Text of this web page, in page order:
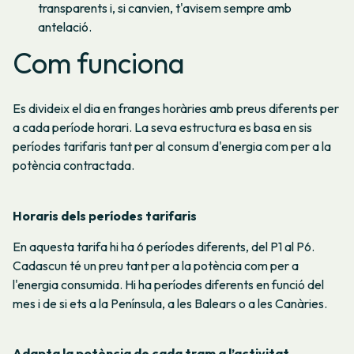
transparents i, si canvien, t'avisem sempre amb
antelació.
Com funciona
Es divideix el dia en franges horàries amb preus diferents per
a cada període horari. La seva estructura es basa en sis
períodes tarifaris tant per al consum d'energia com per a la
potència contractada.
Horaris dels períodes tarifaris
En aquesta tarifa hi ha 6 períodes diferents, del P1 al P6.
Cadascun té un preu tant per a la potència com per a
l'energia consumida. Hi ha períodes diferents en funció del
mes i de si ets a la Península, a les Balears o a les Canàries.